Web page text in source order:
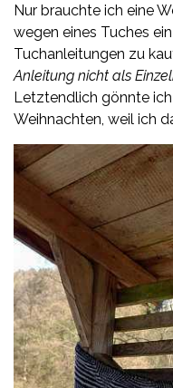
Nur brauchte ich eine
wegen eines Tuches
Tuchanleitungen zu
Anleitung nicht als
Letztendlich gönnte
Weihnachten, weil ich